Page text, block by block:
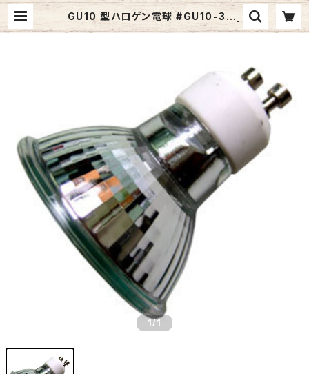
GU10 型ハロゲン電球 #GU10-35 |
ジャメックスストア (Jamex Inc.) |
1/1